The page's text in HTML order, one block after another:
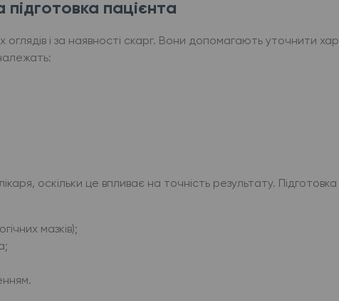
пацієнта
і за наявності скарг. Вони допомагають уточнити
оскільки це впливає на точність результату. Підготовка
мазків);